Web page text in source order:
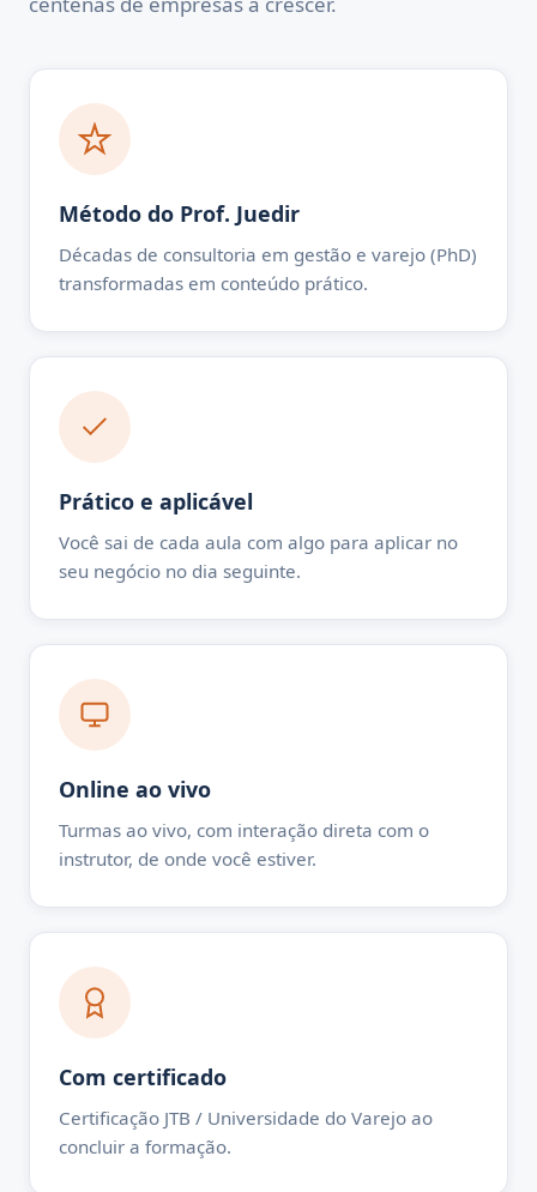
Método do Prof. Juedir
Décadas de consultoria em gestão e varejo (PhD)
transformadas em conteúdo prático.
Prático e aplicável
Você sai de cada aula com algo para aplicar no
seu negócio no dia seguinte.
Online ao vivo
Turmas ao vivo, com interação direta com o
instrutor, de onde você estiver.
Com certificado
Certificação JTB / Universidade do Varejo ao
concluir a formação.